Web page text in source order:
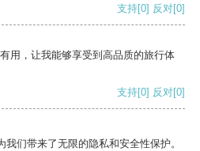
支持[0] 反对[0]
用，让我能够享受到高品质的旅行体
支持[0] 反对[0]
们带来了无限的隐私和安全性保护。